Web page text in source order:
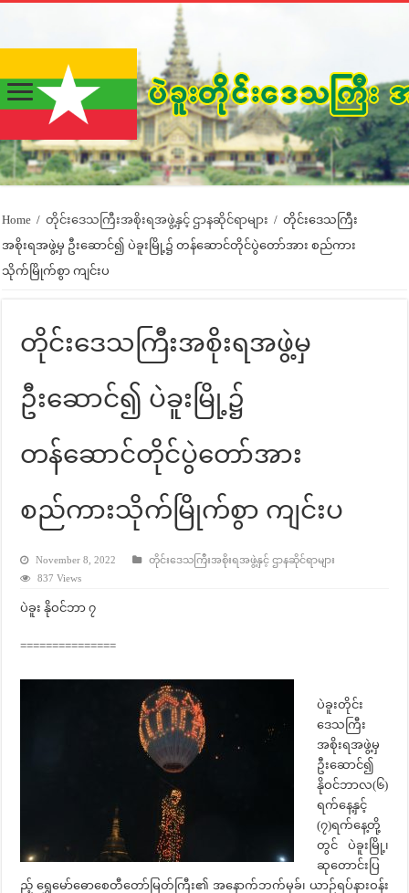
Home / တိုင်းဒေသကြီးအစိုးရအဖွဲ့နှင့် ဌာနဆိုင်ရာများ / တိုင်းဒေသကြီး
အစိုးရအဖွဲ့မှ ဦးဆောင်၍ ပဲခူးမြို့၌ တန်ဆောင်တိုင်ပွဲတော်အား စည်ကား
သိုက်မြိုက်စွာ ကျင်းပ
တိုင်းဒေသကြီးအစိုးရအဖွဲ့မှ
ဦးဆောင်၍ ပဲခူးမြို့၌
တန်ဆောင်တိုင်ပွဲတော်အား
စည်ကားသိုက်မြိုက်စွာ ကျင်းပ
November 8, 2022
တိုင်းဒေသကြီးအစိုးရအဖွဲ့နှင့် ဌာနဆိုင်ရာများ
837 Views
ပဲခူး နိုဝင်ဘာ ၇
===============
ပဲခူးတိုင်း
ဒေသကြီး
အစိုးရအဖွဲ့မှ
ဦးဆောင်၍
နိုဝင်ဘာလ(၆)
ရက်နေ့နှင့်
(၇)ရက်နေ့တို့
တွင် ပဲခူးမြို့၊
ဆုတောင်းပြ
ည့် ရွှေမော်ဓောစေတီတော်မြတ်ကြီး၏ အနောက်ဘက်မုခ်၊ ယာဉ်ရပ်နားဝန်း